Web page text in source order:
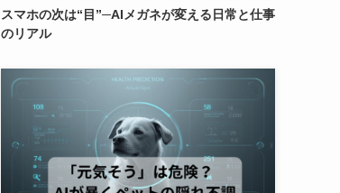
スマホの次は“目”─AIメガネが変える日常と仕事
のリアル